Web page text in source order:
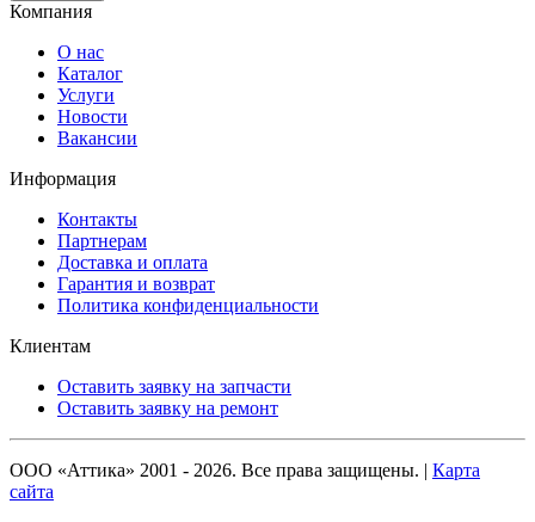
Компания
О нас
Каталог
Услуги
Новости
Вакансии
Информация
Контакты
Партнерам
Доставка и оплата
Гарантия и возврат
Политика конфиденциальности
Клиентам
Оставить заявку на запчасти
Оставить заявку на ремонт
ООО «Аттика» 2001 - 2026. Все права защищены. | Карта
сайта